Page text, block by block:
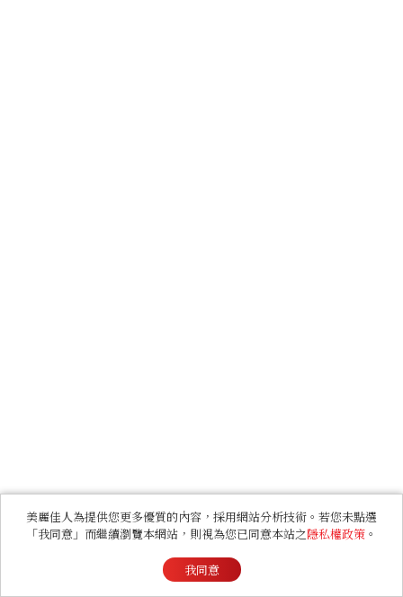
美麗佳人為提供您更多優質的內容，採用網站分析技術。若您未點選
「我同意」而繼續瀏覽本網站，則視為您已同意本站之隱私權政策 。
我同意